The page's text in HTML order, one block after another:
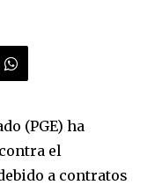
(PGE) ha
el
a contratos